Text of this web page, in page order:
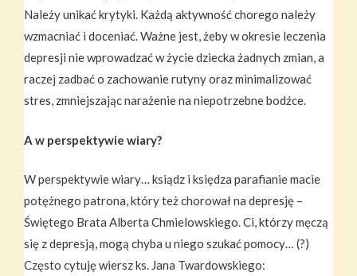
Należy unikać krytyki. Każdą aktywność chorego należy
wzmacniać i doceniać. Ważne jest, żeby w okresie leczenia
depresji nie wprowadzać w życie dziecka żadnych zmian, a
raczej zadbać o zachowanie rutyny oraz minimalizować
stres, zmniejszając narażenie na niepotrzebne bodźce.
A w perspektywie wiary?
W perspektywie wiary… ksiądz i księdza parafianie macie
potężnego patrona, który też chorował na depresję –
Świętego Brata Alberta Chmielowskiego. Ci, którzy męczą
się z depresją, mogą chyba u niego szukać pomocy… (?)
Często cytuję wiersz ks. Jana Twardowskiego: